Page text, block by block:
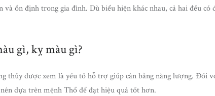
và ổn định trong gia đình. Dù biểu hiện khác nhau, cả hai đều có
gì, kỵ màu gì?
thủy được xem là yếu tố hỗ trợ giúp cân bằng năng lượng. Đối
dựa trên mệnh Thổ để đạt hiệu quả tốt hơn.